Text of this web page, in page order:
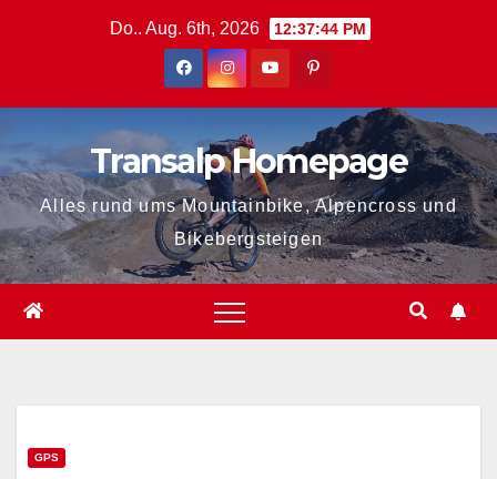
Do.. Aug. 6th, 2026 12:37:44 PM
Transalp Homepage
Alles rund ums Mountainbike, Alpencross und
Bikebergsteigen
GPS